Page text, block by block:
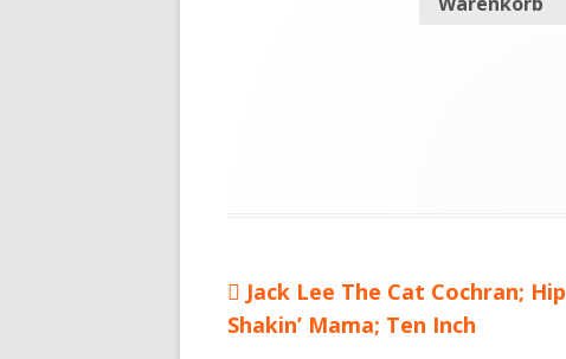
Beitragsnavigation
Vorheriger
Beitrag:
Jack Lee The Cat Cochran; Hip
Shakin’ Mama; Ten Inch